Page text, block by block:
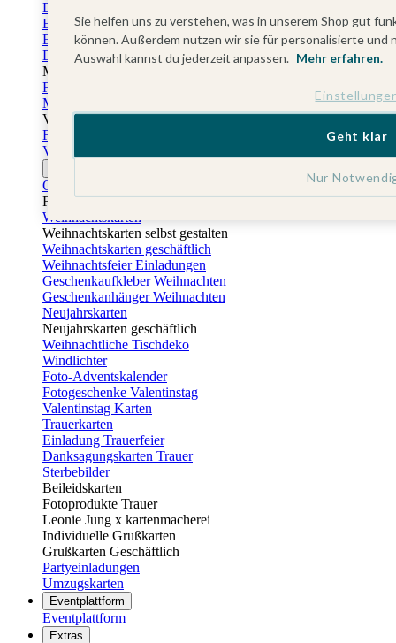
Dankeskarten Jugendweihe
Einschulungskarten
Einladungskarten Einschulung
Danksagung Einschulung
Muttertag
Fotogeschenke Muttertag
Muttertagskarten
Vatertag
Fotogeschenke Vatertag
Vatertagskarten
Osterkarten
Fotogeschenke zu Ostern
Weihnachtskarten
Weihnachtskarten selbst gestalten
Weihnachtskarten geschäftlich
Weihnachtsfeier Einladungen
Geschenkaufkleber Weihnachten
Geschenkanhänger Weihnachten
Neujahrskarten
Neujahrskarten geschäftlich
Weihnachtliche Tischdeko
Windlichter
Foto-Adventskalender
Fotogeschenke Valentinstag
Valentinstag Karten
Trauerkarten
Einladung Trauerfeier
Danksagungskarten Trauer
Sterbebilder
Beileidskarten
Fotoprodukte Trauer
Leonie Jung x kartenmacherei
Individuelle Grußkarten
Grußkarten Geschäftlich
Partyeinladungen
Umzugskarten
Eventplattform
Eventplattform
Extras
Sie helfen uns zu verstehen, was in unserem Shop gut
können. Außerdem nutzen wir sie für personalisierte
Auswahl kannst du jederzeit anpassen. Mehr erfahren.
Nur
Geht klar